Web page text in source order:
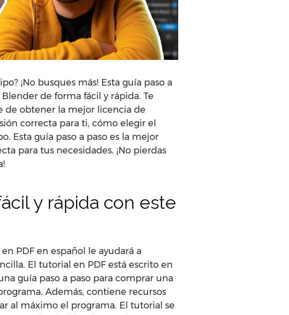
¡No busques más! Esta guía paso a
de forma fácil y rápida. Te
de obtener la mejor licencia de
correcta para ti, cómo elegir el
Esta guía paso a paso es la mejor
para tus necesidades. ¡No pierdas
y rápida con este
PDF en español le ayudará a
El tutorial en PDF está escrito en
guía paso a paso para comprar una
Además, contiene recursos
al máximo el programa. El tutorial se